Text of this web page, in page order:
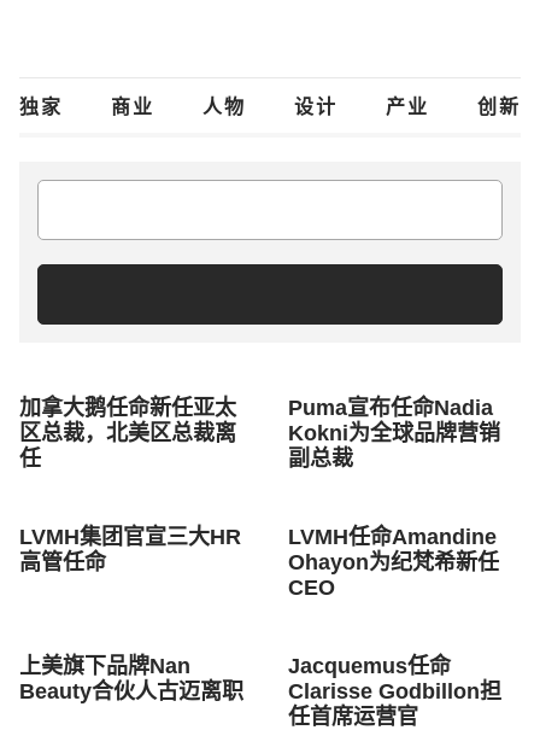
独家 商业 人物 设计 产业 创新
加拿大鹅任命新任亚太
区总裁，北美区总裁离
任
Puma宣布任命Nadia
Kokni为全球品牌营销
副总裁
LVMH集团官宣三大HR
高管任命
LVMH任命Amandine
Ohayon为纪梵希新任
CEO
上美旗下品牌Nan
Beauty合伙人古迈离职
Jacquemus任命
Clarisse Godbillon担
任首席运营官